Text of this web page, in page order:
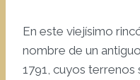
En este viejísimo
nombre de un
1791, cuyos terrenos